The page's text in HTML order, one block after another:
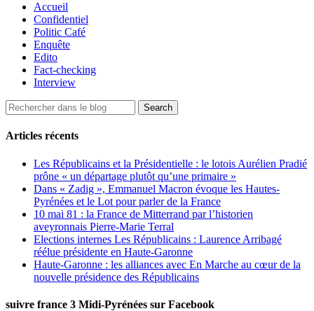
Accueil
Confidentiel
Politic Café
Enquête
Edito
Fact-checking
Interview
Articles récents
Les Républicains et la Présidentielle : le lotois Aurélien Pradié
prône « un départage plutôt qu’une primaire »
Dans « Zadig », Emmanuel Macron évoque les Hautes-
Pyrénées et le Lot pour parler de la France
10 mai 81 : la France de Mitterrand par l’historien
aveyronnais Pierre-Marie Terral
Elections internes Les Républicains : Laurence Arribagé
réélue présidente en Haute-Garonne
Haute-Garonne : les alliances avec En Marche au cœur de la
nouvelle présidence des Républicains
suivre france 3 Midi-Pyrénées sur Facebook